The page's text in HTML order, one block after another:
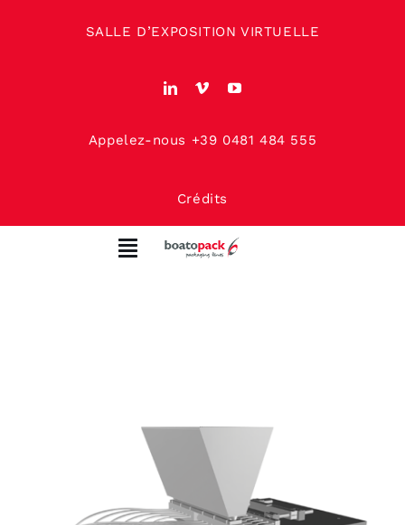
SALLE D’EXPOSITION VIRTUELLE
Appelez-nous +39 0481 484 555
Crédits
Toggle